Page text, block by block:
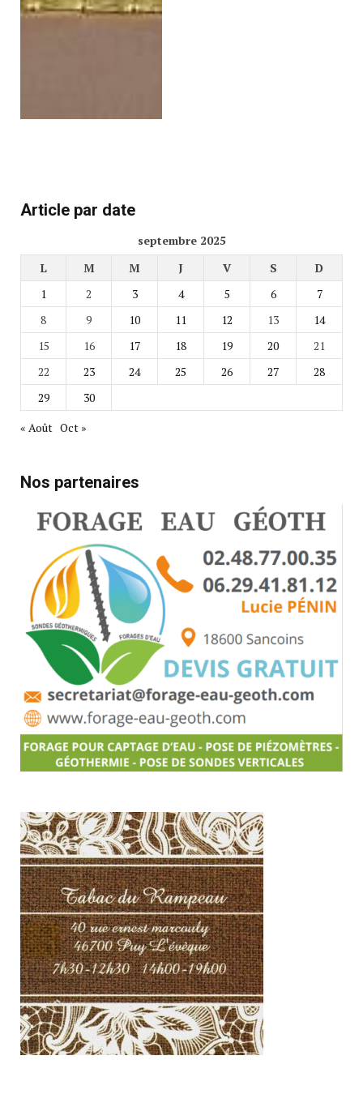
Article par date
septembre 2025
L
M M J V S
D
1
2 3 4 5 6
7
8
9 10 11 12 13
14
15
16 17 18 19 20
21
22
23 24 25 26 27
28
29
30
« Août Oct »
Nos partenaires